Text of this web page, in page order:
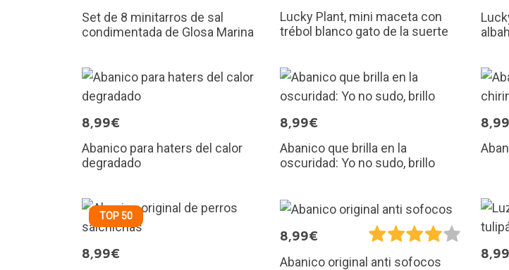
Set de 8 minitarros de sal
condimentada de Glosa Marina
Lucky Plant, mini maceta con
trébol blanco gato de la suerte
8,99€
Abanico para haters del calor
degradado
8,99€
Abanico que brilla en la
oscuridad: Yo no sudo, brillo
TOP 50
8,99€
8,99€
Abanico original anti sofocos